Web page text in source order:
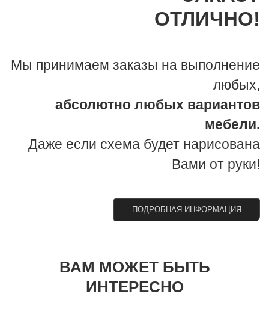
ОТЛИЧНО!
Мы принимаем заказы на выполнение
любых,
абсолютно любых вариантов
мебели.
Даже если схема будет нарисована
Вами от руки!
ПОДРОБНАЯ ИНФОРМАЦИЯ
ВАМ МОЖЕТ БЫТЬ
ИНТЕРЕСНО